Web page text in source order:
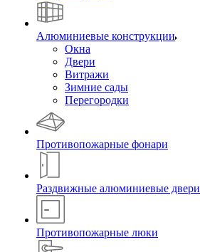
Алюминиевые конструкции
Окна
Двери
Витражи
Зимние сады
Перегородки
Противопожарные фонари
Раздвижные алюминиевые двери
Противопожарные люки